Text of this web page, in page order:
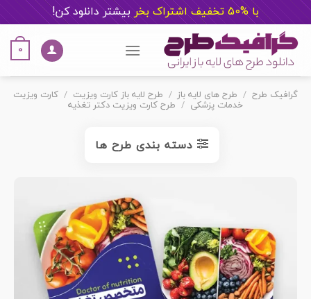
با %50 تخفیف اشتراک بخر بیشتر دانلود کن!
content
0
گرافیک طرح / طرح های لایه باز / طرح لایه باز کارت ویزیت / کارت ویزیت
خدمات پزشکی / طرح کارت ویزیت دکتر تغذیه
دسته بندی طرح ها